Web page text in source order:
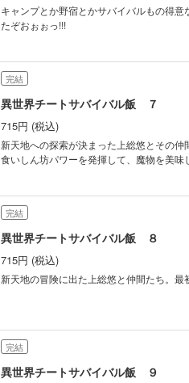
キャンプとか野宿とかサバイバルもの得
たぞおぉぉっ!!!
完結
異世界チートサバイバル飯 ７
715円 (税込)
新天地への探索が決まった上総悠とその
食いしん坊パワーを発揮して、魔物を美味
完結
異世界チートサバイバル飯 ８
715円 (税込)
新天地の冒険に出た上総悠と仲間たち。
完結
異世界チートサバイバル飯 ９